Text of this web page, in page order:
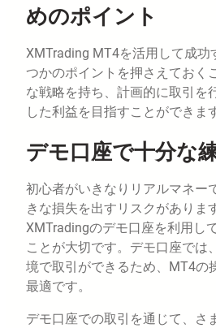
めのポイント
XMTrading MT4を活用して成功
つかのポイントを押さえておく
な戦略を持ち、計画的に取引を
した利益を目指すことができま
デモ口座で十分な
初心者がいきなりリアルマネー
きな損失を出すリスクがありま
XMTradingのデモ口座を利用し
ことが大切です。デモ口座では
境で取引ができるため、MT4の
最適です。
デモ口座での取引を通じて、さ